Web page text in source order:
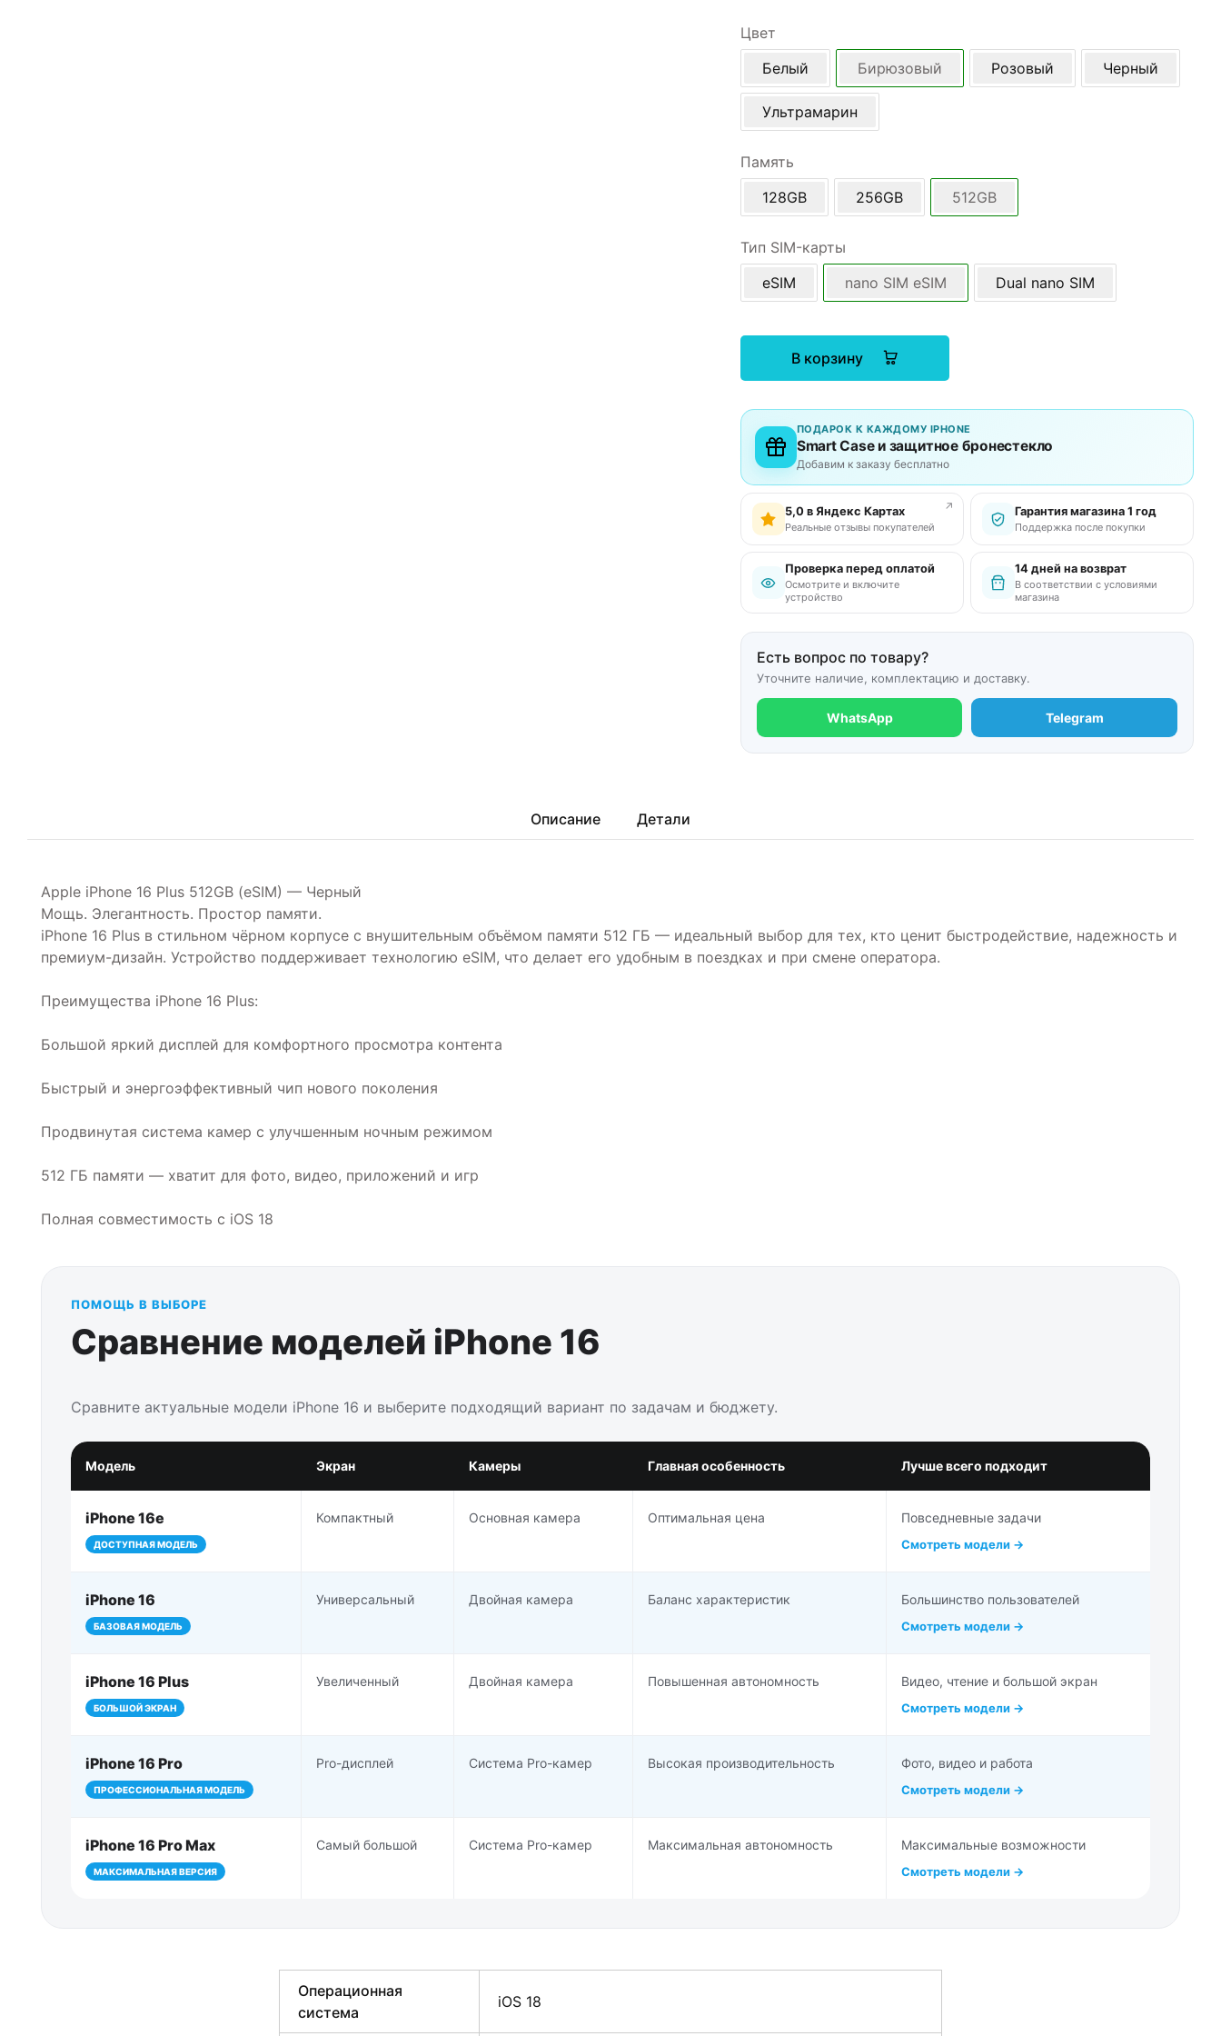
Цвет
Белый
Бирюзовый Розовый Черный
Ультрамарин
Память
128GB
256GB 512GB
Тип SIM-карты
eSIM
nano SIM eSIM Dual nano SIM
В корзину
ПОДАРОК К КАЖДОМУ IPHONE
Smart Case и защитное бронестекло
Добавим к заказу бесплатно
5,0 в Яндекс Картах
Реальные отзывы покупателей
↗ Гарантия магазина 1 год
Поддержка после покупки
Проверка перед оплатой
Осмотрите и включите
устройство
14 дней на возврат
В соответствии с условиями
магазина
Есть вопрос по товару?
Уточните наличие, комплектацию и доставку.
WhatsApp Telegram
Описание Детали
Apple iPhone 16 Plus 512GB (eSIM) — Черный
Мощь. Элегантность. Простор памяти.
iPhone 16 Plus в стильном чёрном корпусе с внушительным объёмом памяти 512 ГБ — идеальный выбор для тех, кто ценит быстродействие, надежность и
премиум-дизайн. Устройство поддерживает технологию eSIM, что делает его удобным в поездках и при смене оператора.
Преимущества iPhone 16 Plus:
Большой яркий дисплей для комфортного просмотра контента
Быстрый и энергоэффективный чип нового поколения
Продвинутая система камер с улучшенным ночным режимом
512 ГБ памяти — хватит для фото, видео, приложений и игр
Полная совместимость с iOS 18
ПОМОЩЬ В ВЫБОРЕ
Сравнение моделей iPhone 16
Сравните актуальные модели iPhone 16 и выберите подходящий вариант по задачам и бюджету.
Модель Экран Камеры Главная особенность Лучше всего подходит
iPhone 16e
ДОСТУПНАЯ МОДЕЛЬ
Компактный Основная камера Оптимальная цена Повседневные задачи
Смотреть модели →
iPhone 16
БАЗОВАЯ МОДЕЛЬ
Универсальный Двойная камера Баланс характеристик Большинство пользователей
Смотреть модели →
iPhone 16 Plus
БОЛЬШОЙ ЭКРАН
Увеличенный Двойная камера Повышенная автономность Видео, чтение и большой экран
Смотреть модели →
iPhone 16 Pro
ПРОФЕССИОНАЛЬНАЯ МОДЕЛЬ
Pro-дисплей Система Pro-камер Высокая производительность Фото, видео и работа
Смотреть модели →
iPhone 16 Pro Max
МАКСИМАЛЬНАЯ ВЕРСИЯ
Самый большой Система Pro-камер Максимальная автономность Максимальные возможности
Смотреть модели →
Операционная
система
iOS 18